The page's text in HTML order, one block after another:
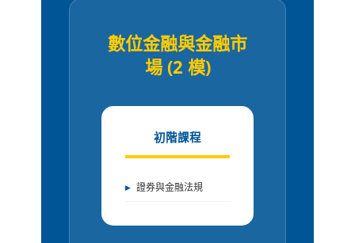
數位金融與金融市
場 (2 模)
初階課程
證券與金融法規